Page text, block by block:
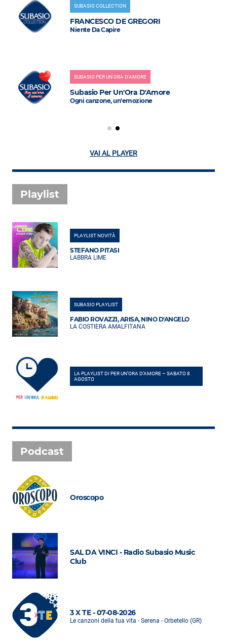
SUBASIO COLLECTION
FRANCESCO DE GREGORI
Niente Da Capire
SUBASIO PER UN'ORA D'AMORE
Subasio Per Un'Ora D'Amore
Ogni canzone, un'emozione
VAI AL PLAYER
Playlist
PLAYLIST NOVITÀ
STEFANO PITASI
LABBRA LIME
SUBASIO PLAYLIST
FABIO ROVAZZI, ARISA, NINO D'ANGELO
LA COSTIERA AMALFITANA
LA PLAYLIST DI PER UN’ORA D’AMORE – SABATO 8
AGOSTO
Podcast
Oroscopo
SAL DA VINCI - Radio Subasio Music
Club
3 X TE - 07-08-2026
Le canzoni della tua vita - Serena - Orbetello (GR)